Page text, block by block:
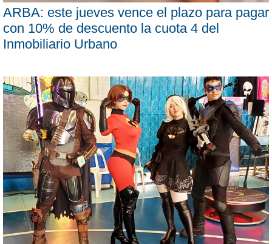
ARBA: este jueves vence el plazo para pagar
con 10% de descuento la cuota 4 del
Inmobiliario Urbano